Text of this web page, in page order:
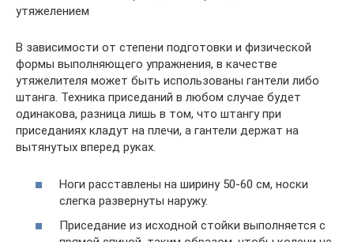
утяжелением
В зависимости от степени подготовки и физической
формы выполняющего упражнения, в качестве
утяжелителя может быть использованы гантели либо
штанга. Техника приседаний в любом случае будет
одинакова, разница лишь в том, что штангу при
приседаниях кладут на плечи, а гантели держат на
вытянутых вперед руках.
Ноги расставлены на ширину 50-60 см, носки
слегка развернуты наружу.
Приседание из исходной стойки выполняется с